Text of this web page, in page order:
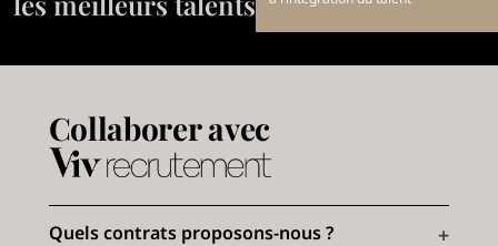
Collaborer avec
Quels contrats proposons-nous ?